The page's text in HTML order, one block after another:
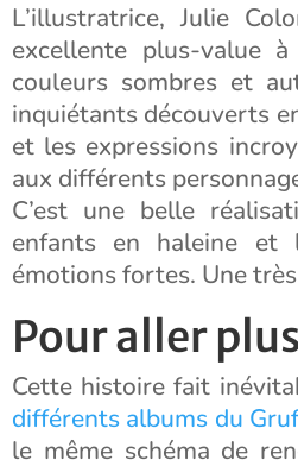
L’illustratrice, Julie
excellente plus-value
couleurs sombres et
inquiétants découverts
et les expressions
aux différents
C’est une belle
enfants en haleine et
émotions fortes. Une
Pour aller
Cette histoire fait
différents albums du
le même schéma de